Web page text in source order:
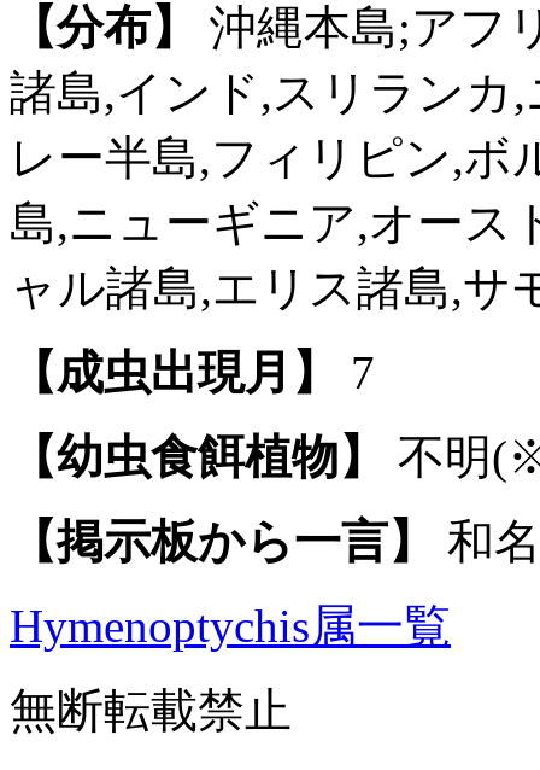
【分布】
沖縄本島;アフ
諸島,インド,スリランカ
レー半島,フィリピン,ボ
島,ニューギニア,オース
ャル諸島,エリス諸島,サ
【成虫出現月】
7
【幼虫食餌植物】
不明
【掲示板から一言】
和
Hymenoptychis属一覧
無断転載禁止